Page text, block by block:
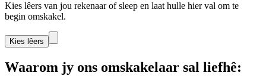
Kies lêers van jou rekenaar of sleep en laat hulle hier val om te
begin omskakel.
Kies lêers
Waarom jy ons omskakelaar sal liefhê: